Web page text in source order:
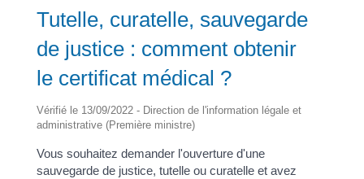
Tutelle, curatelle, sauvegarde
de justice : comment obtenir
le certificat médical ?
Vérifié le 13/09/2022 - Direction de l'information légale et
administrative (Première ministre)
Vous souhaitez demander l'ouverture d'une
sauvegarde de justice, tutelle ou curatelle et avez